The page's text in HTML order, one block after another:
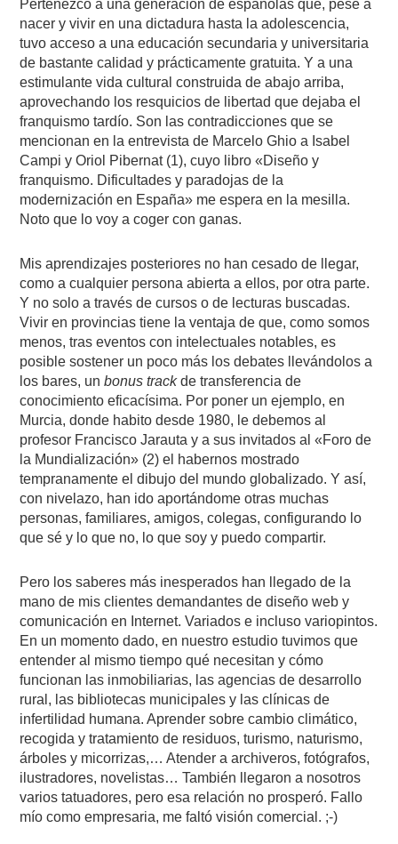
Pertenezco a una generación de españolas que, pese a
nacer y vivir en una dictadura hasta la adolescencia,
tuvo acceso a una educación secundaria y universitaria
de bastante calidad y prácticamente gratuita. Y a una
estimulante vida cultural construida de abajo arriba,
aprovechando los resquicios de libertad que dejaba el
franquismo tardío. Son las contradicciones que se
mencionan en la entrevista de Marcelo Ghio a Isabel
Campi y Oriol Pibernat (1), cuyo libro «Diseño y
franquismo. Dificultades y paradojas de la
modernización en España» me espera en la mesilla.
Noto que lo voy a coger con ganas.
Mis aprendizajes posteriores no han cesado de llegar,
como a cualquier persona abierta a ellos, por otra parte.
Y no solo a través de cursos o de lecturas buscadas.
Vivir en provincias tiene la ventaja de que, como somos
menos, tras eventos con intelectuales notables, es
posible sostener un poco más los debates llevándolos a
los bares, unbonus trackde transferencia de
conocimiento eficacísima. Por poner un ejemplo, en
Murcia, donde habito desde 1980, le debemos al
profesor Francisco Jarauta y a sus invitados al «Foro de
la Mundialización» (2) el habernos mostrado
tempranamente el dibujo del mundo globalizado. Y así,
con nivelazo, han ido aportándome otras muchas
personas, familiares, amigos, colegas, configurando lo
que sé y lo que no, lo que soy y puedo compartir.
Pero los saberes más inesperados han llegado de la
mano de mis clientes demandantes de diseño web y
comunicación en Internet. Variados e incluso variopintos.
En un momento dado, en nuestro estudio tuvimos que
entender al mismo tiempo qué necesitan y cómo
funcionan las inmobiliarias, las agencias de desarrollo
rural, las bibliotecas municipales y las clínicas de
infertilidad humana. Aprender sobre cambio climático,
recogida y tratamiento de residuos, turismo, naturismo,
árboles y micorrizas,… Atender a archiveros, fotógrafos,
ilustradores, novelistas… También llegaron a nosotros
varios tatuadores, pero esa relación no prosperó. Fallo
mío como empresaria, me faltó visión comercial. ;-)